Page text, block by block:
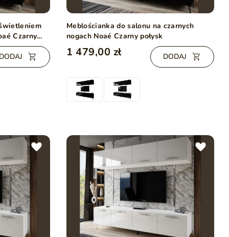
Czarny
Meblościanka do salonu na czarnych
nogach Noaé Czarny połysk
1 479,00 zł DODAJ